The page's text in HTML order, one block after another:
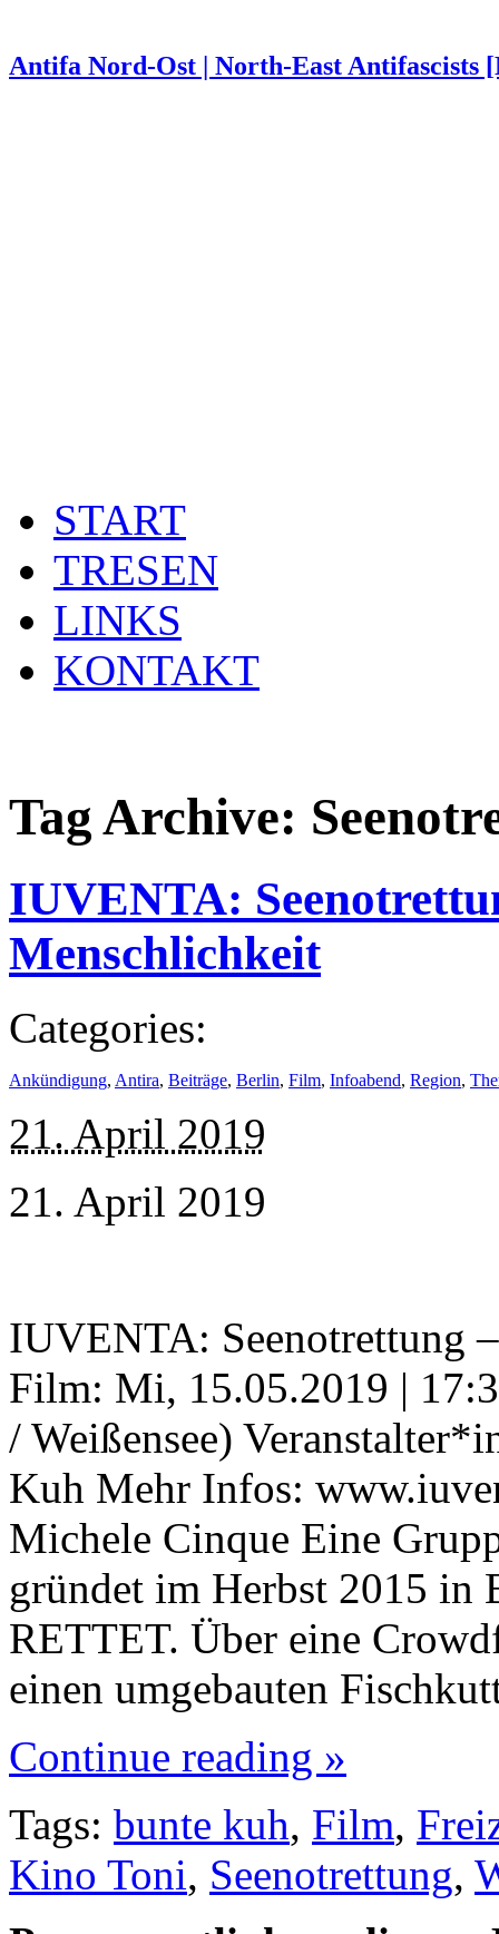
Antifa Nord-Ost | North-East Antifascists
START
TRESEN
LINKS
KONTAKT
Tag Archive:
IUVENTA:
Menschlichkeit
Categories:
Ankündigung, Antira, Beiträge, Berlin, Film, Infoabend, Region,
21. April 2019
21. April 2019
IUVENTA: Seenotrettung
Film: Mi, 15.05.2019 |
/ Weißensee)
Kuh Mehr Infos:
Michele Cinque Eine
gründet im Herbst 2015
RETTET. Über eine
einen umgebauten
Continue reading »
Tags: bunte kuh, Film,
Kino Toni, Seenotrettung,